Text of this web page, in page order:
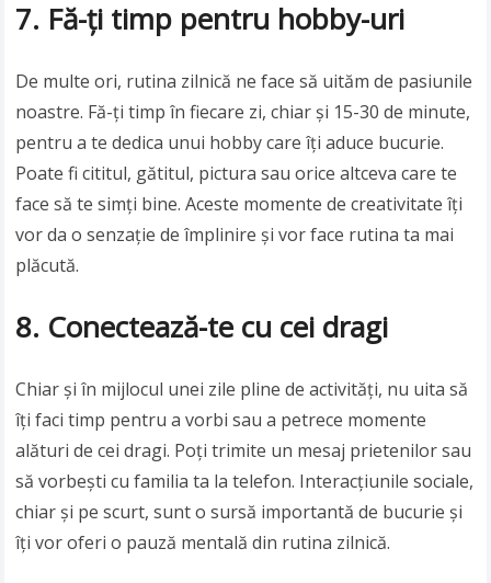
7. Fă-ți timp pentru hobby-uri
De multe ori, rutina zilnică ne face să uităm de pasiunile
noastre. Fă-ți timp în fiecare zi, chiar și 15-30 de minute,
pentru a te dedica unui hobby care îți aduce bucurie.
Poate fi cititul, gătitul, pictura sau orice altceva care te
face să te simți bine. Aceste momente de creativitate îți
vor da o senzație de împlinire și vor face rutina ta mai
plăcută.
8. Conectează-te cu cei dragi
Chiar și în mijlocul unei zile pline de activități, nu uita să
îți faci timp pentru a vorbi sau a petrece momente
alături de cei dragi. Poți trimite un mesaj prietenilor sau
să vorbești cu familia ta la telefon. Interacțiunile sociale,
chiar și pe scurt, sunt o sursă importantă de bucurie și
îți vor oferi o pauză mentală din rutina zilnică.